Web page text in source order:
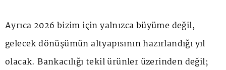
Ayrıca 2026 bizim için yalnızca büyüme değil,
gelecek dönüşümün altyapısının hazırlandığı yıl
olacak. Bankacılığı tekil ürünler üzerinden değil;